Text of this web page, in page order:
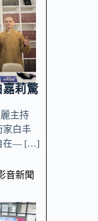
莉驚
主持
家白丰
在— […]
音新聞